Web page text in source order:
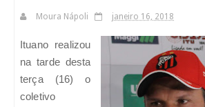
Moura Nápoli janeiro 16, 2018
Ituano realizou
na tarde desta
terça (16) o
coletivo